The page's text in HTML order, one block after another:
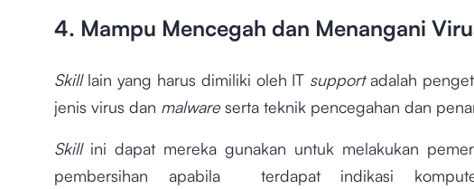
4. Mampu Mencegah dan Menangani
Skill lain yang harus dimiliki oleh IT supportadalah
jenis virus dan malwareserta teknik pencegahan dan
Skill ini dapat mereka gunakan untuk melakukan
pembersihan apabila terdapat indikasi